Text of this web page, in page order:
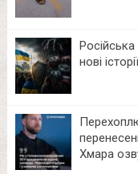
нові
Хмара